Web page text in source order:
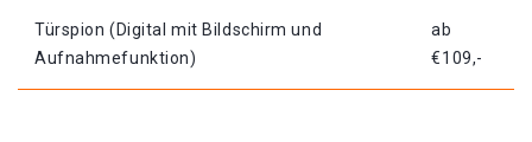
Türspion (Digital mit Bildschirm und
Aufnahmefunktion)
ab
€109,-